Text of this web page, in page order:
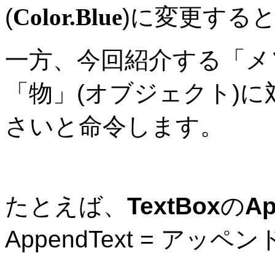
(Color.Blue)に変更する
一方、今回紹介する「
「物」(オブジェクト)
さいと命令します。
たとえば、 TextBoxの
AppendText = アッペン